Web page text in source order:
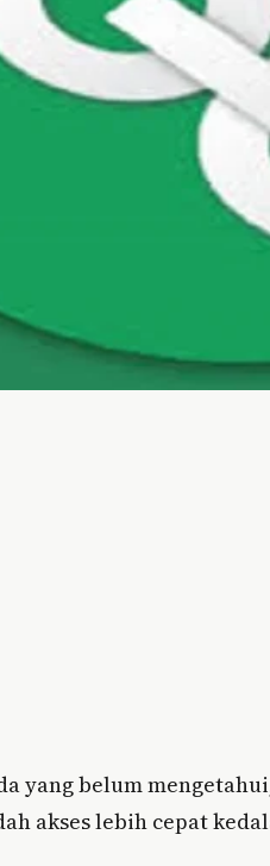
yang belum
akses lebih cepat